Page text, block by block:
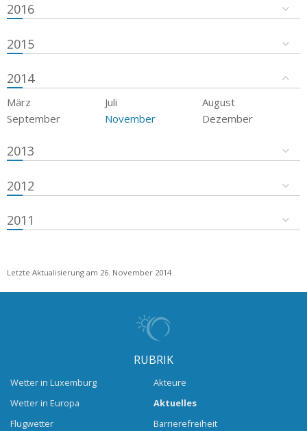
2016
2015
2014
März Juli
August
September
November Dezember
2013
2012
2011
Letzte Aktualisierung am 26. November 2014
RUBRIK
Wetter in Luxemburg
Wetter in Europa
Flugwetter
Akteure
Aktuelles
Barrierefreiheit